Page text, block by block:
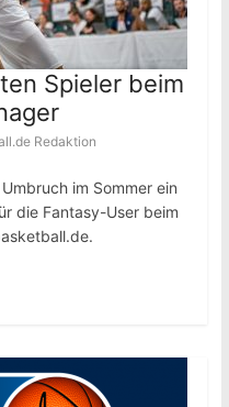
Spieler beim
Redaktion
im Sommer ein
die Fantasy-User beim